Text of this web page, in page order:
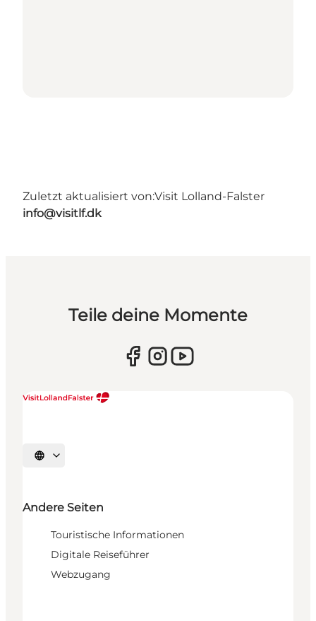
Zuletzt aktualisiert von:Visit Lolland-Falster
info@visitlf.dk
Teile deine Momente
Sprache auswählen
Andere Seiten
Touristische Informationen
Digitale Reiseführer
Webzugang